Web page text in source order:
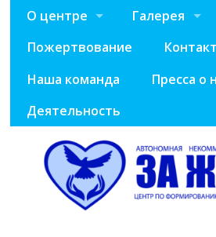
О центре
Галерея
Пожертвование
Наша команда
Пресса о
Деятельность